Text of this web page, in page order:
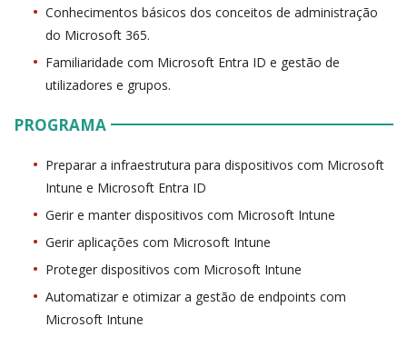
Conhecimentos básicos dos conceitos de administração
do Microsoft 365.
Familiaridade com Microsoft Entra ID e gestão de
utilizadores e grupos.
PROGRAMA
Preparar a infraestrutura para dispositivos com Microsoft
Intune e Microsoft Entra ID
Gerir e manter dispositivos com Microsoft Intune
Gerir aplicações com Microsoft Intune
Proteger dispositivos com Microsoft Intune
Automatizar e otimizar a gestão de endpoints com
Microsoft Intune